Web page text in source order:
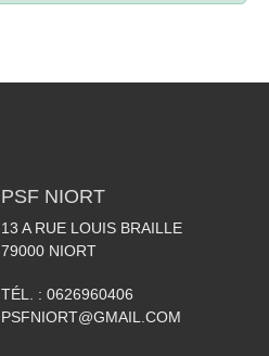
PSF NIORT
13 A RUE LOUIS BRAILLE
79000 NIORT
TÉL. : 0626960406
PSFNIORT@GMAIL.COM